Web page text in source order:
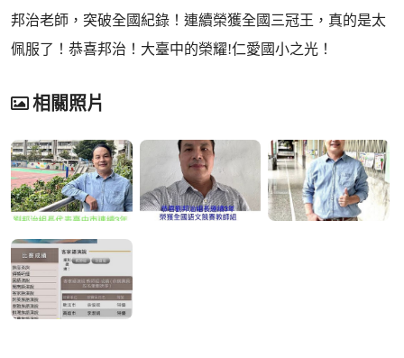
邦治老師，突破全國紀錄！連續榮獲全國三冠王，真的是太
佩服了！恭喜邦治！大臺中的榮耀!仁愛國小之光！
相關照片